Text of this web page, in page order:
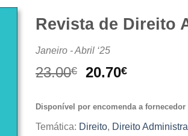
Revista de Direito
Janeiro - Abril ‘25
23.00€
O
original
era:
23.00€.
20.70€O
atual
é:
20.70€.
Disponível por encomenda a fornecedor
Temática: Direito, Direito